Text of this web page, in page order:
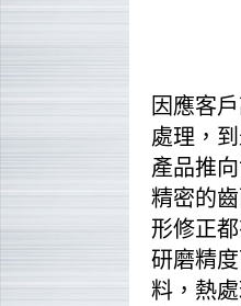
因應客
處理，
產品推
精密的
形修正
研磨精
料，熱